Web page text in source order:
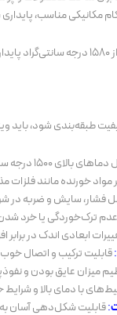
مکانیکی مناسب،
خاک نسوز خاکی است که در
طبقه‌بندی شود، باید
درجه سانتی‌گراد بدون ذوب یا تغییر شکل.
مواد خورنده مانند
فشار، سایش و ضربه در
عدم ترک‌خوردگی یا خرد شدن
ابعادی اندک در
:قابلیت ترکیب و اتصال خوب
میزان عایق بودن و
با دمای بالا و شرایط
:قابلیت شکل‌دهی آسان